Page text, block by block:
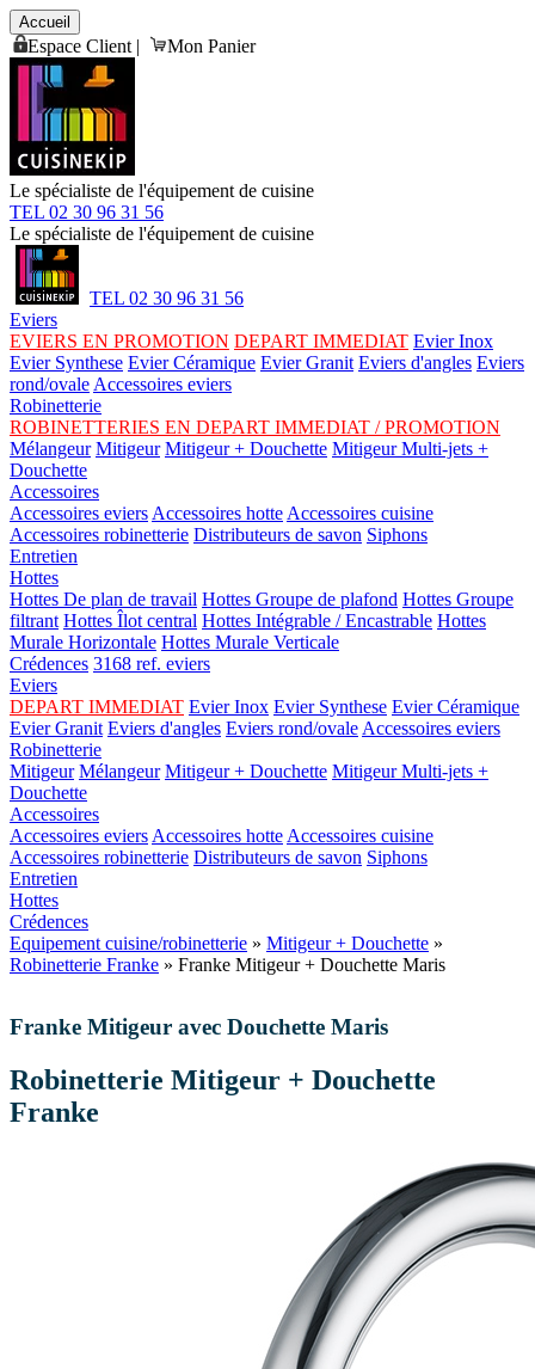
Accueil
Espace Client | Mon Panier
Le spécialiste de l'équipement de cuisine
TEL 02 30 96 31 56
Le spécialiste de l'équipement de cuisine
TEL 02 30 96 31 56
Eviers
EVIERS EN PROMOTION DEPART IMMEDIAT Evier Inox
Evier Synthese Evier Céramique Evier Granit Eviers d'angles Eviers
rond/ovale Accessoires eviers
Robinetterie
ROBINETTERIES EN DEPART IMMEDIAT / PROMOTION
Mélangeur Mitigeur Mitigeur + Douchette Mitigeur Multi-jets +
Douchette
Accessoires
Accessoires eviers Accessoires hotte Accessoires cuisine
Accessoires robinetterie Distributeurs de savon Siphons
Entretien
Hottes
Hottes De plan de travail Hottes Groupe de plafond Hottes Groupe
filtrant Hottes Îlot central Hottes Intégrable / Encastrable Hottes
Murale Horizontale Hottes Murale Verticale
Crédences 3168 ref. eviers
Eviers
DEPART IMMEDIAT Evier Inox Evier Synthese Evier Céramique
Evier Granit Eviers d'angles Eviers rond/ovale Accessoires eviers
Robinetterie
Mitigeur Mélangeur Mitigeur + Douchette Mitigeur Multi-jets +
Douchette
Accessoires
Accessoires eviers Accessoires hotte Accessoires cuisine
Accessoires robinetterie Distributeurs de savon Siphons
Entretien
Hottes
Crédences
Equipement cuisine/robinetterie » Mitigeur + Douchette »
Robinetterie Franke » Franke Mitigeur + Douchette Maris
Franke Mitigeur avec Douchette Maris
Robinetterie Mitigeur + Douchette
Franke